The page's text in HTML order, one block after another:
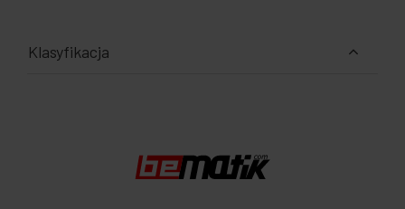
Klasyfikacja